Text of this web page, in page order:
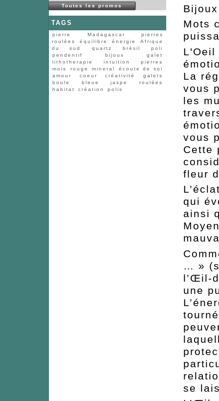
Toutes les promos
TAGS
pierre Madagascar
pierres
roulées
équilibre énergie
Afrique
du sud
quartz brésil
poli
pendentif
bijoux
galet
lithotherapie
intuition
pierres
mois
rouge mineral
écoute de soi
amour
coeur créativité
galets
boule
bleue jaspe
roulées
habitat
création polis
Mots
L'Oeil
La
vous
les
vous
Cette
fleur
qui
ainsi
… »
l’Œil-
une
se